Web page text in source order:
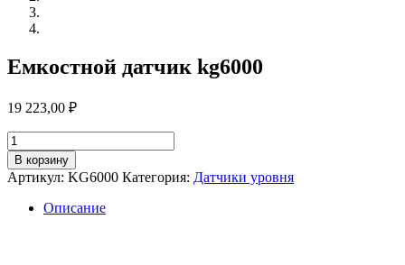
Емкостной датчик kg6000
19 223,00 ₽
Количество
товара
Емкостной
датчик
kg6000
В корзину
Артикул: KG6000 Категория: Датчики уровня
Описание